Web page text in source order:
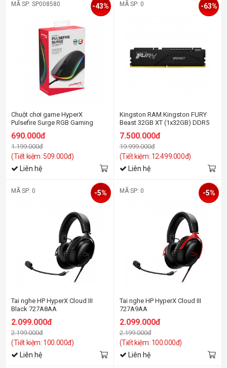
MÃ SP: SP008580
Chuột chơi game HyperX
Pulsefire Surge RGB Gaming
690.000đ
1.199.000đ
(Tiết kiệm: 509.000đ)
-43%
Liên hệ
MÃ SP: 0
Kingston RAM Kingston FURY
Beast 32GB XT (1x32GB) DDR5
7.500.000đ
19.999.000đ
(Tiết kiệm: 12.499.000đ)
-63%
Liên hệ
MÃ SP: 0
Tai nghe HP HyperX Cloud III
Black 727A8AA
2.099.000đ
2.199.000đ
(Tiết kiệm: 100.000đ)
-5%
Liên hệ
MÃ SP: 0
Tai nghe HP HyperX Cloud III
727A9AA
2.099.000đ
2.199.000đ
(Tiết kiệm: 100.000đ)
-5%
Liên hệ